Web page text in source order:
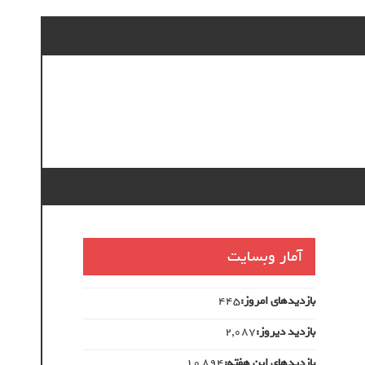
آمار وبسایت
بازدیدهای امروز:445
بازدید دیروز:2,087